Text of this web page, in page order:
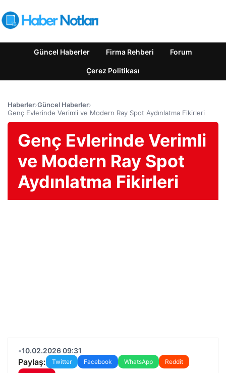
Güncel Haberler Firma Rehberi Forum
Çerez Politikası
Haberler›Güncel Haberler›
Genç Evlerinde Verimli ve Modern Ray Spot Aydınlatma Fikirleri
Genç Evlerinde Verimli
ve Modern Ray Spot
Aydınlatma Fikirleri
•10.02.2026 09:31
Paylaş: Twitter Facebook WhatsApp
Reddit